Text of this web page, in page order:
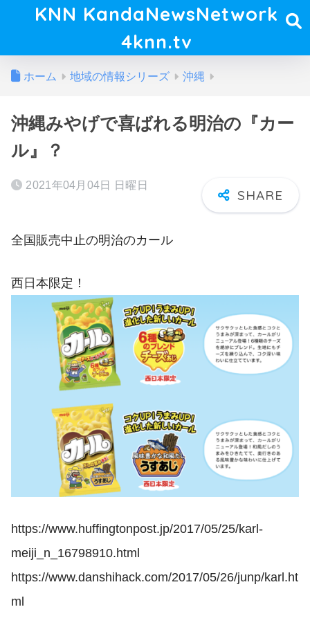
KNN KandaNewsNetwork
4knn.tv
ホーム 地域の情報シリーズ 沖縄
沖縄みやげで喜ばれる明治の『カー
ル』？
2021年04月04日 日曜日
全国販売中止の明治のカール
西日本限定！
https://www.huffingtonpost.jp/2017/05/25/karl-
meiji_n_16798910.html
https://www.danshihack.com/2017/05/26/junp/karl.ht
ml